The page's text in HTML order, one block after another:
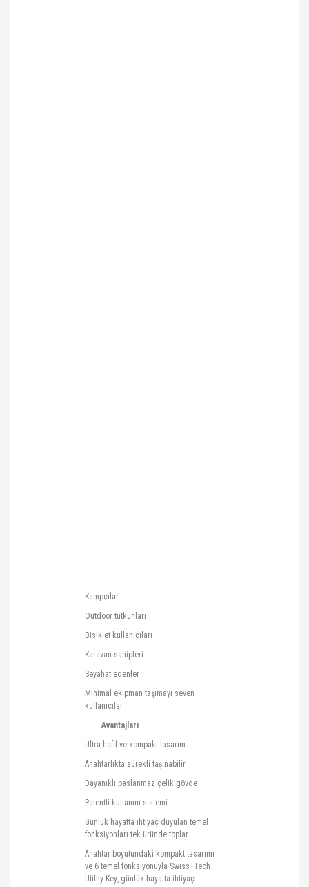
Kampçılar
Outdoor tutkunları
Bisiklet kullanıcıları
Karavan sahipleri
Seyahat edenler
Minimal ekipman taşımayı seven
kullanıcılar
Avantajları
Ultra hafif ve kompakt tasarım
Anahtarlıkta sürekli taşınabilir
Dayanıklı paslanmaz çelik gövde
Patentli kullanım sistemi
Günlük hayatta ihtiyaç duyulan temel
fonksiyonları tek üründe toplar
Anahtar boyutundaki kompakt tasarımı
ve 6 temel fonksiyonuyla Swiss+Tech
Utility Key, günlük hayatta ihtiyaç